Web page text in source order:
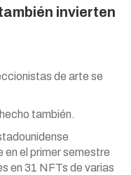
invierten
de arte se
también.
en el primer semestre
en 31 NFTs de varias